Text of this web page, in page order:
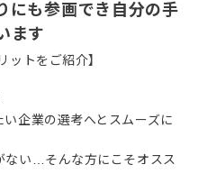
にも参画でき自分の手
ます
ットをご紹介】
企業の選考へとスムーズに
ない…そんな方にこそオスス